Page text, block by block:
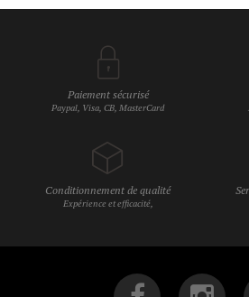
Paiement sécurisé
Paypal, Visa, CB, MasterCard
Conditionnement de qualité
Expérience et efficacité,